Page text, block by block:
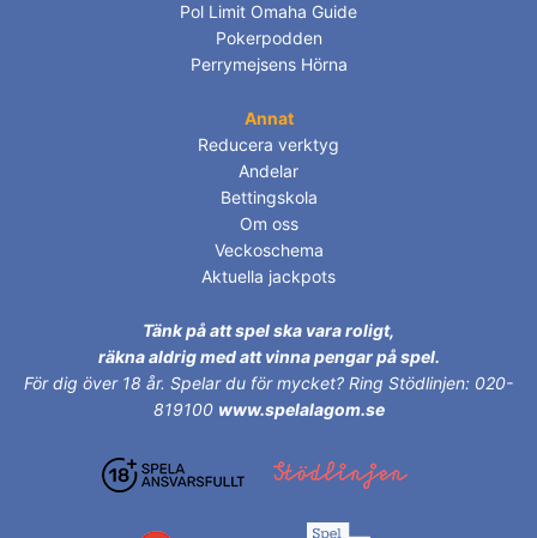
Pol Limit Omaha Guide
Pokerpodden
Perrymejsens Hörna
Annat
Reducera verktyg
Andelar
Bettingskola
Om oss
Veckoschema
Aktuella jackpots
Tänk på att spel ska vara roligt,
räkna aldrig med att vinna pengar på spel.
För dig över 18 år. Spelar du för mycket? Ring Stödlinjen: 020-
819100 www.spelalagom.se